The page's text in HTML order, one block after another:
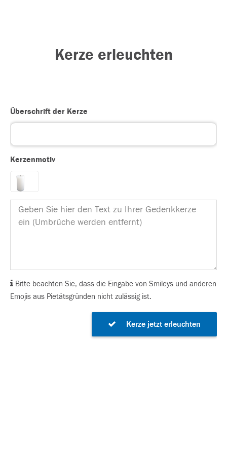
Kerze erleuchten
Überschrift der Kerze
Kerzenmotiv
Bitte beachten Sie, dass die Eingabe von Smileys und anderen
Emojis aus Pietätsgründen nicht zulässig ist.
Kerze jetzt erleuchten